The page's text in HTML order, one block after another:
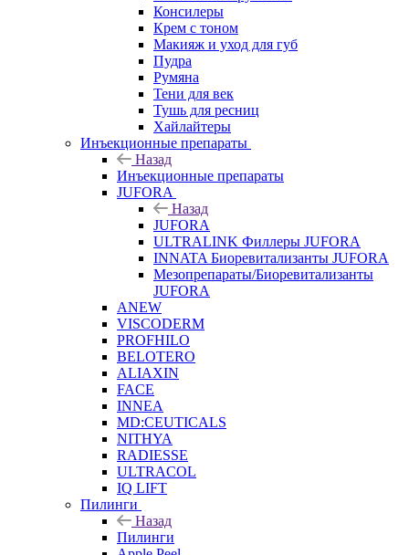
Консилеры
Крем с тоном
Макияж и уход для губ
Пудра
Румяна
Тени для век
Тушь для ресниц
Хайлайтеры
Инъекционные препараты
Назад
Инъекционные препараты
JUFORA
Назад
JUFORA
ULTRALINK Филлеры JUFORA
INNATA Биоревитализанты JUFORA
Мезопрепараты/Биоревитализанты
JUFORA
ANEW
VISCODERM
PROFHILO
BELOTERO
ALIAXIN
FACE
INNEA
MD:CEUTICALS
NITHYA
RADIESSE
ULTRACOL
IQ LIFT
Пилинги
Назад
Пилинги